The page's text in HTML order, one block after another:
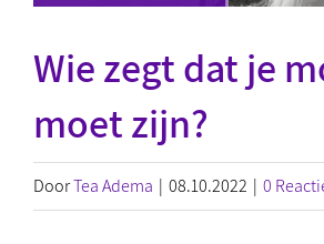
Wie zegt dat je
moet zijn?
DoorTea Adema | 08.10.2022 | 0